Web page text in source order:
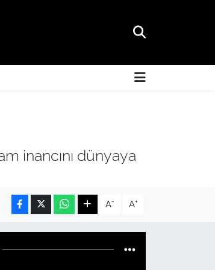
inancını dünyaya
A- A+